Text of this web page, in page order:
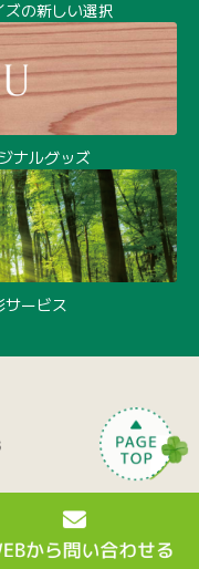
サービス